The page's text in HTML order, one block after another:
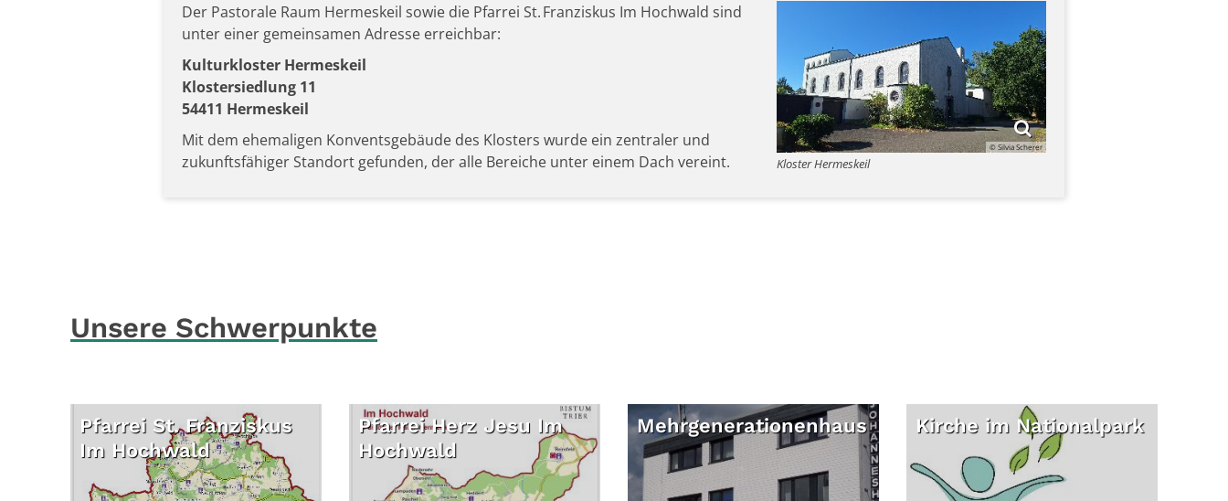
© Silvia Scherer
Kloster Hermeskeil
Der Pastorale Raum Hermeskeil sowie die Pfarrei St. Franziskus Im Hochwald sind
unter einer gemeinsamen Adresse erreichbar:
Kulturkloster Hermeskeil
Klostersiedlung 11
54411 Hermeskeil
Mit dem ehemaligen Konventsgebäude des Klosters wurde ein zentraler und
zukunftsfähiger Standort gefunden, der alle Bereiche unter einem Dach vereint.
Unsere Schwerpunkte
Pfarrei St. Franziskus
Im Hochwald
Pfarrei Herz Jesu Im
Hochwald
Mehrgenerationenhaus Kirche im Nationalpark